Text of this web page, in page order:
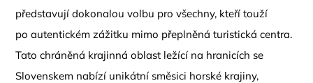
představují dokonalou volbu pro všechny, kteří touží
po autentickém zážitku mimo přeplněná turistická centra.
Tato chráněná krajinná oblast ležící na hranicích se
Slovenskem nabízí unikátní směsici horské krajiny,